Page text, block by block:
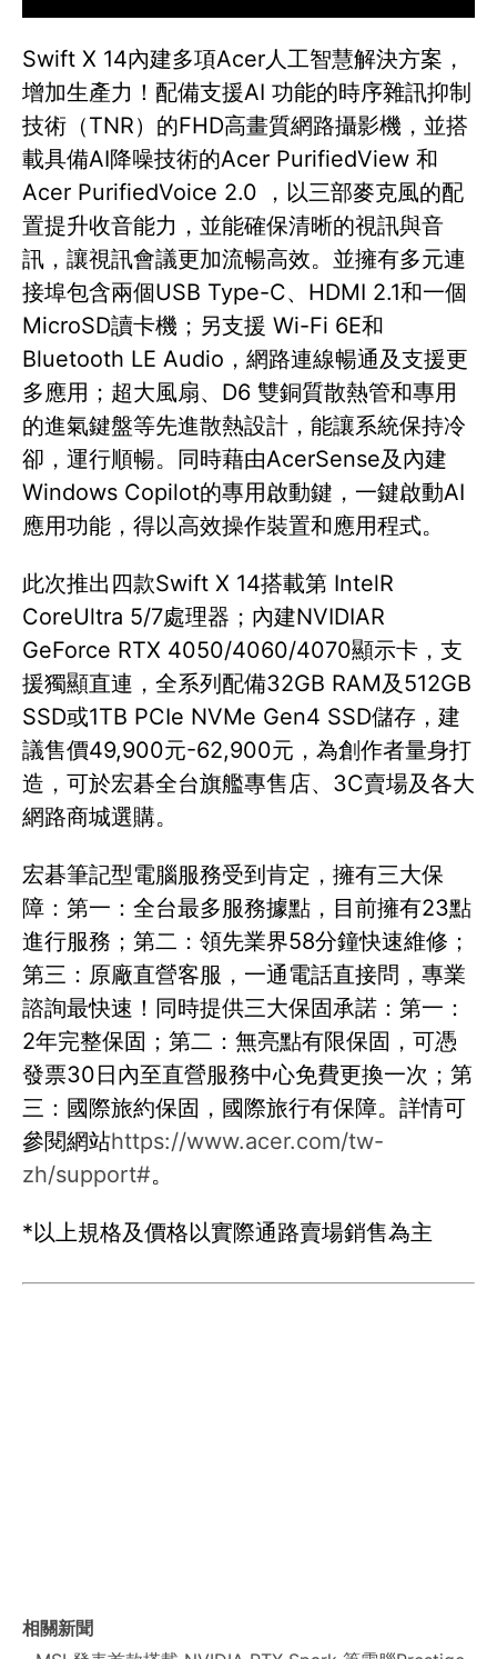
Swift X 14內建多項Acer人工智慧解決方案，
增加生產力！配備支援AI 功能的時序雜訊抑制
技術（TNR）的FHD高畫質網路攝影機，並搭
載具備AI降噪技術的Acer PurifiedView 和
Acer PurifiedVoice 2.0 ，以三部麥克風的配
置提升收音能力，並能確保清晰的視訊與音
訊，讓視訊會議更加流暢高效。並擁有多元連
接埠包含兩個USB Type-C、HDMI 2.1和一個
MicroSD讀卡機；另支援 Wi-Fi 6E和
Bluetooth LE Audio，網路連線暢通及支援更
多應用；超大風扇、D6 雙銅質散熱管和專用
的進氣鍵盤等先進散熱設計，能讓系統保持冷
卻，運行順暢。同時藉由AcerSense及內建
Windows Copilot的專用啟動鍵，一鍵啟動AI
應用功能，得以高效操作裝置和應用程式。
此次推出四款Swift X 14搭載第 IntelR
CoreUltra 5/7處理器；內建NVIDIAR
GeForce RTX 4050/4060/4070顯示卡，支
援獨顯直連，全系列配備32GB RAM及512GB
SSD或1TB PCIe NVMe Gen4 SSD儲存，建
議售價49,900元-62,900元，為創作者量身打
造，可於宏碁全台旗艦專售店、3C賣場及各大
網路商城選購。
宏碁筆記型電腦服務受到肯定，擁有三大保
障：第一：全台最多服務據點，目前擁有23點
進行服務；第二：領先業界58分鐘快速維修；
第三：原廠直營客服，一通電話直接問，專業
諮詢最快速！同時提供三大保固承諾：第一：
2年完整保固；第二：無亮點有限保固，可憑
發票30日內至直營服務中心免費更換一次；第
三：國際旅約保固，國際旅行有保障。詳情可
參閱網站https://www.acer.com/tw-
zh/support#。
*以上規格及價格以實際通路賣場銷售為主
相關新聞